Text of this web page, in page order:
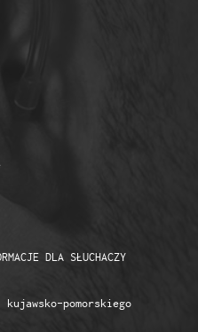
DLA SŁUCHACZY
pomorskiego